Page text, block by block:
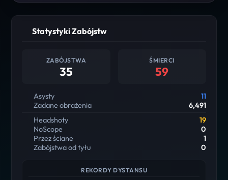
Statystyki Zabójstw
ZABÓJSTWA
35
ŚMIERCI
59
Asysty
11
Zadane obrażenia
6,491
Headshoty
19
NoScope
0
Przez ściane
1
Zabójstwa od tyłu
0
REKORDY DYSTANSU